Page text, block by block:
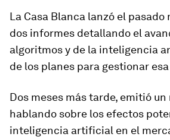
La Casa Blanca lanzó el pasado
dos informes detallando el
algoritmos y de la inteligencia
de los planes para gestionar
Dos meses más tarde, emitió
hablando sobre los efectos
inteligencia artificial en el